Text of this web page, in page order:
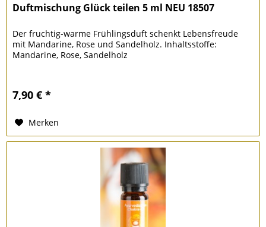
Duftmischung Glück teilen 5 ml NEU 18507
Der fruchtig-warme Frühlingsduft schenkt Lebensfreude
mit Mandarine, Rose und Sandelholz. Inhaltsstoffe:
Mandarine, Rose, Sandelholz
7,90 € *
Merken